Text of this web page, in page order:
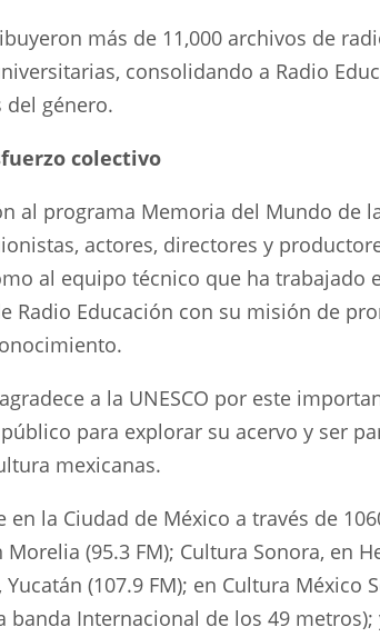
más de 11,000 archivos de
consolidando a Radio
género.
colectivo
al programa Memoria del Mundo de
actores, directores y
al equipo técnico que ha trabajado
Radio Educación con su misión de
a la UNESCO por este
para explorar su acervo y ser
mexicanas.
la Ciudad de México a través de
(95.3 FM); Cultura Sonora, en
(107.9 FM); en Cultura México
banda Internacional de los 49